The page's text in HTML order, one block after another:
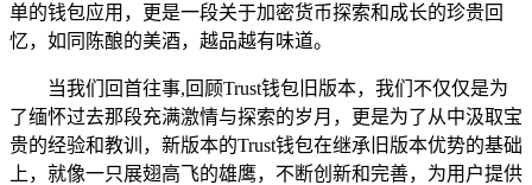
单的钱包应用，更是一段关于加密货币探索和成长的珍贵回
忆，如同陈酿的美酒，越品越有味道。
当我们回首往事,回顾Trust钱包旧版本，我们不仅仅是为
了缅怀过去那段充满激情与探索的岁月，更是为了从中汲取宝
贵的经验和教训，新版本的Trust钱包在继承旧版本优势的基础
上，就像一只展翅高飞的雄鹰，不断创新和完善，为用户提供